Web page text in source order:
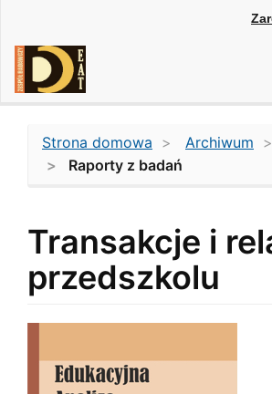
Main
Content
Sidebar
Strona domowa Archiwum
Raporty z badań
Transakcje i
przedszkolu
Sidebar